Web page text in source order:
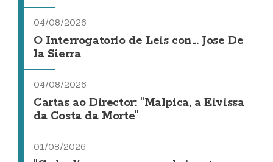
04/08/2026
O Interrogatorio de Leis con... Jose De
la Sierra
04/08/2026
Cartas ao Director: "Malpica, a Eivissa
da Costa da Morte"
01/08/2026